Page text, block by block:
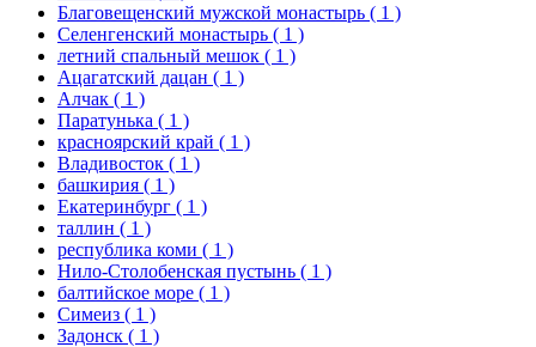
Благовещенский мужской монастырь ( 1 )
Селенгенский монастырь ( 1 )
летний спальный мешок ( 1 )
Ацагатский дацан ( 1 )
Алчак ( 1 )
Паратунька ( 1 )
красноярский край ( 1 )
Владивосток ( 1 )
башкирия ( 1 )
Екатеринбург ( 1 )
таллин ( 1 )
республика коми ( 1 )
Нило-Столобенская пустынь ( 1 )
балтийское море ( 1 )
Симеиз ( 1 )
Задонск ( 1 )